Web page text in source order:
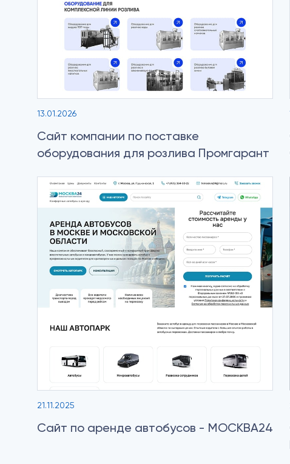
13.01.2026
Сайт компании по поставке
оборудования для розлива Промгарант
21.11.2025
Сайт по аренде автобусов - МОСКВА24